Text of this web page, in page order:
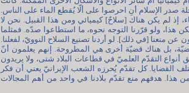
صدر الإسلام أنِ احرصوا على ألّا يُقطع الماء على الناس.
إذ لم يكن هناك [سلاحٌ] كيميائي ومن هذا القبيل. نحن لا
هذا، ولو قرّرنا التوجه نحوه، ما استطاعوا صدّه. فمثلما
منعنا [في ذلك]. لو أردنا تصنيع السلاح النوويّ، لفعلنا.
بل هناك قضيّة أخرى هي المطروحة. إنهم يعلمون أنّ
أنواع التقدّم العلميّ في قطاعات البلاد شتى، ولا يريدون
القضايا. كل تقدّم يُحرزه الشعب الإيرانيّ يعني أن فكر
هدفهم منع تقدّم بلادنا في واحد من أهم المجالات